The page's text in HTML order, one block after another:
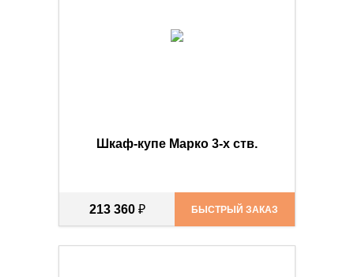
Шкаф-купе Марко 3-х ств.
213 360 ₽ БЫСТРЫЙ ЗАКАЗ